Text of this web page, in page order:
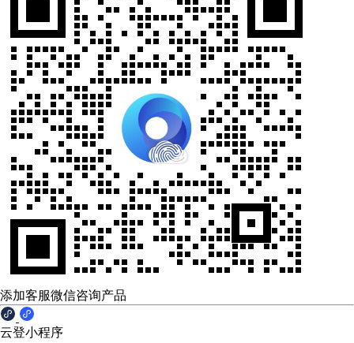
添加客服微信咨询产品
云登小程序